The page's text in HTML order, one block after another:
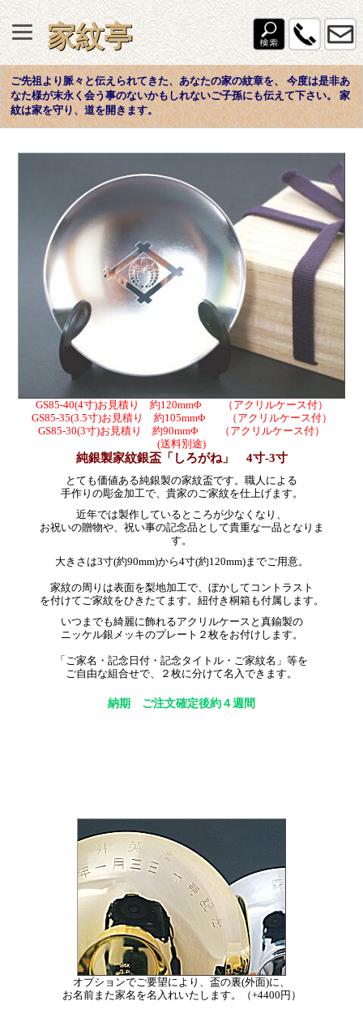
家紋亭
家紋額各製品の詳細と申込みフォーム
ご先祖より脈々と伝えられてきた、あなたの家の紋章を、 今度は是非あ
なた様が末永く会う事のないかもしれないご子孫にも伝えて下さい。 家
紋は家を守り、道を開きます。
GS85-40(4寸)お見積り 約120mmΦ （アクリルケース付）
GS85-35(3.5寸)お見積り 約105mmΦ （アクリルケース付）
GS85-30(3寸)お見積り 約90mmΦ （アクリルケース付）
(送料別途)
純銀製家紋銀盃「しろがね」 4寸-3寸
とても価値ある純銀製の家紋盃です。職人による
手作りの彫金加工で、貴家のご家紋を仕上げます。
近年では製作しているところが少なくなり、
お祝いの贈物や、祝い事の記念品として貴重な一品となりま
す。
大きさは3寸(約90mm)から4寸(約120mm)までご用意。
家紋の周りは表面を梨地加工で、ぼかしてコントラスト
を付けてご家紋をひきたてます。紐付き桐箱も付属します。
いつまでも綺麗に飾れるアクリルケースと真鍮製の
ニッケル銀メッキのプレート２枚をお付けします。
「ご家名・記念日付・記念タイトル・ご家紋名」等を
ご自由な組合せで、２枚に分けて名入できます。
納期 ご注文確定後約４週間
オプションでご要望により、盃の裏(外面)に、
お名前また家名を名入れいたします。（+4400円）